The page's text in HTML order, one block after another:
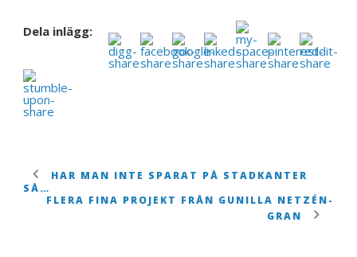
Dela inlägg:
HAR MAN INTE SPARAT PÅ STADKANTER
SÅ…
FLERA FINA PROJEKT FRÅN GUNILLA NETZÉN-
GRAN